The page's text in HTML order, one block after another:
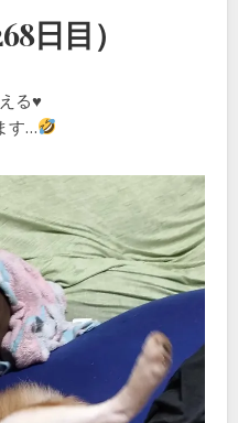
日目）
る♥️
す…